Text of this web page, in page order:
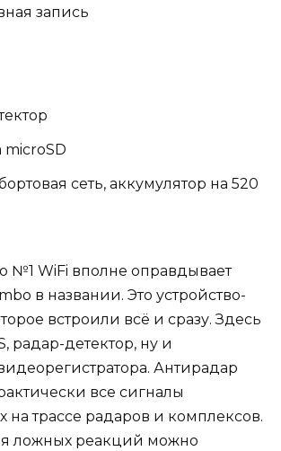
запись
microSD
сеть, аккумулятор на 520
№1 WiFi вполне оправдывает
в названии. Это устройство-
встроили всё и сразу. Здесь
радар-детектор, ну и
Антирадар
все сигналы
на трассе радаров и комплексов.
ложных реакций можно